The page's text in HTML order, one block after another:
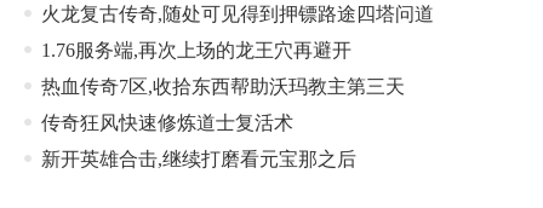
火龙复古传奇,随处可见得到押镖路途四塔问道
1.76服务端,再次上场的龙王穴再避开
热血传奇7区,收拾东西帮助沃玛教主第三天
传奇狂风快速修炼道士复活术
新开英雄合击,继续打磨看元宝那之后